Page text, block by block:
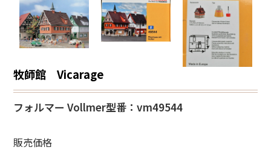
牧師館 Vicarage
フォルマー Vollmer型番：vm49544
販売価格